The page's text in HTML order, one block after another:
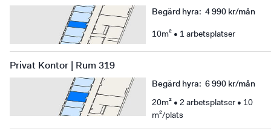
Begärd hyra: 4 990 kr/mån
10m² • 1 arbetsplatser
Privat Kontor | Rum 319
Begärd hyra: 6 990 kr/mån
20m² • 2 arbetsplatser • 10
m²/plats